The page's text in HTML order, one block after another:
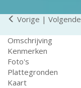
Vorige | Volgende
Omschrijving
Kenmerken
Foto's
Plattegronden
Kaart